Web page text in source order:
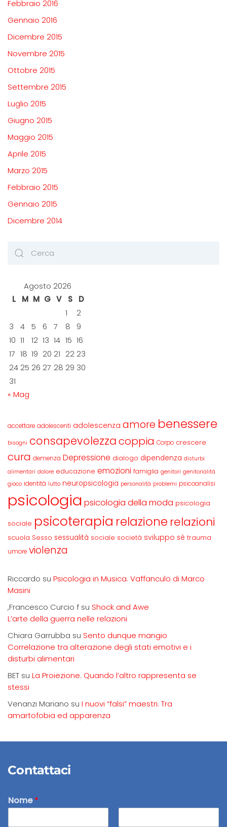
Febbraio 2016
Gennaio 2016
Dicembre 2015
Novembre 2015
Ottobre 2015
Settembre 2015
Luglio 2015
Giugno 2015
Maggio 2015
Aprile 2015
Marzo 2015
Febbraio 2015
Gennaio 2015
Dicembre 2014
Agosto 2026
L
M M G V S
D
1
2
3
4 5 6 7 8
9
10 11 12 13 14 15 16
17 18 19 20 21 22 23
24 25 26 27 28 29 30
31
« Mag
accettare adolescenti adolescenza amore benessere
bisogni consapevolezzacoppia Corpo crescere
cura demenza Depressione dialogo dipendenza disturbi
alimentari dolore educazione emozioni famiglia genitori genitorialità
gioco identità lutto neuropsicologia personalità problemi psicoanalisi
psicologia psicologia della moda psicologia
sociale psicoterapia relazione relazioni
scuola Sesso sessualità sociale società sviluppo sè trauma
umore violenza
Riccardo su Psicologia in Musica. Vaffanculo di Marco
Masini
,Francesco Curcio f su Shock and Awe
L’arte della guerra nelle relazioni
Chiara Garrubba su Sento dunque mangio
Correlazione tra alterazione degli stati emotivi e i
disturbi alimentari
BET su La Proiezione. Quando l’altro rappresenta se
stessi
Venanzi Mariano su I nuovi “falsi” maestri. Tra
amartofobia ed apparenza
Contattaci
Nome*